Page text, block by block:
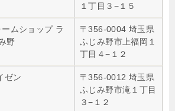
１丁目３−１５
ムショップ ラ
野
〒356-0004 埼玉県
ふじみ野市上福岡１
丁目４−１２
ゼン
〒356-0012 埼玉県
ふじみ野市滝１丁目
３−１２